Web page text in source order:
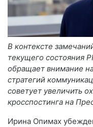
В контексте
текущего состояния
обращает внимание
стратегий
советует увеличить
кросспостинга на
Ирина Опимах